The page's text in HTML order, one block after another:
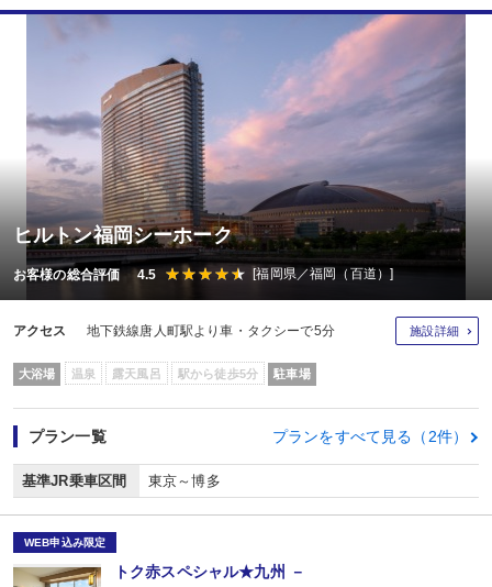
ヒルトン福岡シーホーク
お客様の総合評価 4.5 [福岡県／福岡（百道）]
アクセス 地下鉄線唐人町駅より車・タクシーで5分 施設詳細
大浴場 温泉 露天風呂 駅から徒歩5分 駐車場
プラン一覧 プランをすべて見る（2件）
基準JR乗車区間 東京～博多
WEB申込み限定
トク赤スペシャル★九州 －